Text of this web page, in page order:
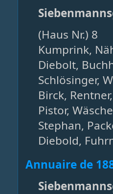
(Haus Nr.) 8
Kumprink,
Diebolt,
Schlösinger,
Birck,
Pistor,
Stephan,
Diebold,
Annuaire de